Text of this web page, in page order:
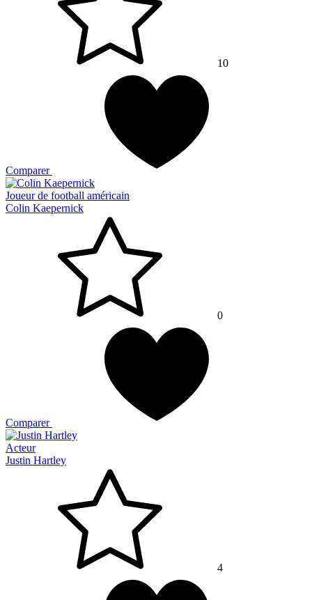
10
Comparer
Joueur de football américain
Colin Kaepernick
0
Comparer
Acteur
Justin Hartley
4